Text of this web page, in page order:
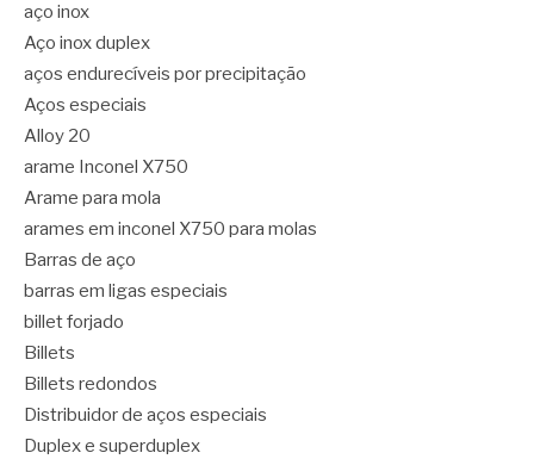
aço inox
Aço inox duplex
aços endurecíveis por precipitação
Aços especiais
Alloy 20
arame Inconel X750
Arame para mola
arames em inconel X750 para molas
Barras de aço
barras em ligas especiais
billet forjado
Billets
Billets redondos
Distribuidor de aços especiais
Duplex e superduplex